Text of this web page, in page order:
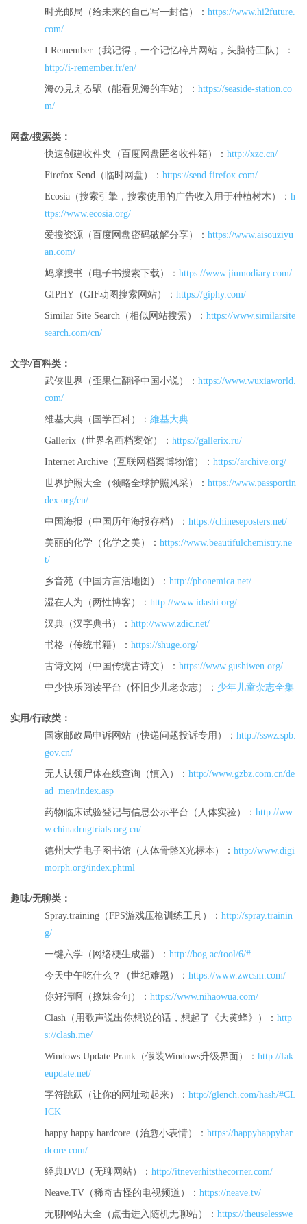
时光邮局（给未来的自己写一封信）： https://www.hi2future.
com/
I Remember（我记得，一个记忆碎片网站，头脑特工队）：
http://i-remember.fr/en/
海の見える駅（能看见海的车站）： https://seaside-station.co
m/
网盘/搜索类：
快速创建收件夹（百度网盘匿名收件箱）： http://xzc.cn/
Firefox Send（临时网盘）： https://send.firefox.com/
Ecosia（搜索引擎，搜索使用的广告收入用于种植树木）： h
ttps://www.ecosia.org/
爱搜资源（百度网盘密码破解分享）： https://www.aisouziyu
an.com/
鸠摩搜书（电子书搜索下载）： https://www.jiumodiary.com/
GIPHY（GIF动图搜索网站）： https://giphy.com/
Similar Site Search（相似网站搜索）： https://www.similarsite
search.com/cn/
文学/百科类：
武侠世界（歪果仁翻译中国小说）： https://www.wuxiaworld.
com/
维基大典（国学百科）： 維基大典
Gallerix（世界名画档案馆）： https://gallerix.ru/
Internet Archive（互联网档案博物馆）： https://archive.org/
世界护照大全（领略全球护照风采）： https://www.passportin
dex.org/cn/
中国海报（中国历年海报存档）： https://chineseposters.net/
美丽的化学（化学之美）： https://www.beautifulchemistry.ne
t/
乡音苑（中国方言活地图）： http://phonemica.net/
湿在人为（两性博客）： http://www.idashi.org/
汉典（汉字典书）： http://www.zdic.net/
书格（传统书籍）： https://shuge.org/
古诗文网（中国传统古诗文）： https://www.gushiwen.org/
中少快乐阅读平台（怀旧少儿老杂志）： 少年儿童杂志全集
实用/行政类：
国家邮政局申诉网站（快递问题投诉专用）： http://sswz.spb.
gov.cn/
无人认领尸体在线查询（慎入）： http://www.gzbz.com.cn/de
ad_men/index.asp
药物临床试验登记与信息公示平台（人体实验）： http://ww
w.chinadrugtrials.org.cn/
德州大学电子图书馆（人体骨骼X光标本）： http://www.digi
morph.org/index.phtml
趣味/无聊类：
Spray.training（FPS游戏压枪训练工具）： http://spray.trainin
g/
一键六学（网络梗生成器）： http://bog.ac/tool/6/#
今天中午吃什么？（世纪难题）： https://www.zwcsm.com/
你好污啊（撩妹金句）： https://www.nihaowua.com/
Clash（用歌声说出你想说的话，想起了《大黄蜂》）： http
s://clash.me/
Windows Update Prank（假装Windows升级界面）： http://fak
eupdate.net/
字符跳跃（让你的网址动起来）： http://glench.com/hash/#CL
ICK
happy happy hardcore（治愈小表情）： https://happyhappyhar
dcore.com/
经典DVD（无聊网站）： http://itneverhitsthecorner.com/
Neave.TV（稀奇古怪的电视频道）： https://neave.tv/
无聊网站大全（点击进入随机无聊站）： https://theuselesswe